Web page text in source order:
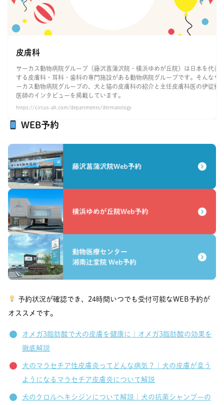
皮膚科
サーカス動物病院グループ（藤沢菖蒲沢院・横浜ゆめが丘院）は日本を代表
する皮膚科・耳科・歯科の専門施設がある動物病院グループです。そんなサ
ーカス動物病院グループの、犬と猫の皮膚科の紹介と主任皮膚科医の伊從獣
医師のインタビューを掲載しています。
https://circus-ah.com/departments/dermatology
WEB予約
予約状況が確認でき、24時間いつでも受付可能なWEB予約が
オススメです。
オメガ3脂肪酸で犬の皮膚を健康に｜オメガ3脂肪酸の効果を
徹底解説
犬のマラセチア性皮膚炎ってどんな病気？｜犬の皮膚が臭う
ようになるマラセチア皮膚炎について解説
犬のクロルヘキシジンについて解説｜犬の抗菌シャンプーの